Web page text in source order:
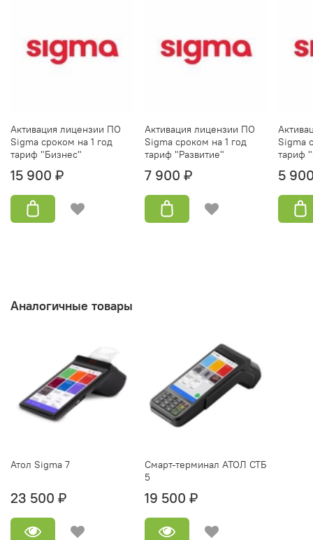
Активация лицензии ПО
Sigma сроком на 1 год
тариф "Бизнес"
15 900 ₽
Активация лицензии ПО
Sigma сроком на 1 год
тариф "Развитие"
7 900 ₽
Sigma
тариф
5
Аналогичные товары
Атол Sigma 7
23 500 ₽
Смарт-терминал АТОЛ СТБ
5
19 500 ₽